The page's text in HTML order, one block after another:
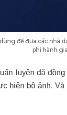
để đưa các nhà
phi hành
luyện đã đồng
hiện bộ ảnh.